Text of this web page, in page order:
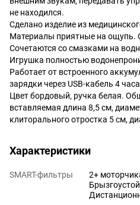
не находился.
Сделано изделие из
Материалы приятные на ощупь.
Сочетаются со смазками на
Игрушка полностью
Работает от встроенного
зарядки через USB-кабель 4
Цвет бордовый, ручка белая.
вставляемая длина 8,5 см,
клиторального отростка 5 см,
Характеристики
SMART-фильтры
2+